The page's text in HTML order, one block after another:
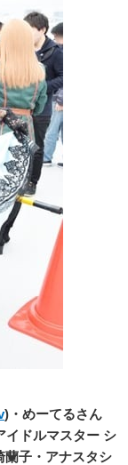
)・めーてるさん
イドルマスター シ
蘭子・アナスタシ